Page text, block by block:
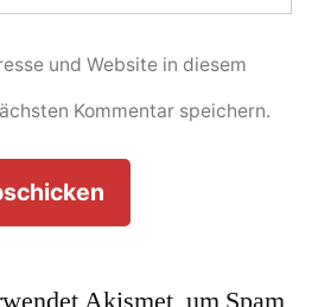
und Website in diesem
Kommentar speichern.